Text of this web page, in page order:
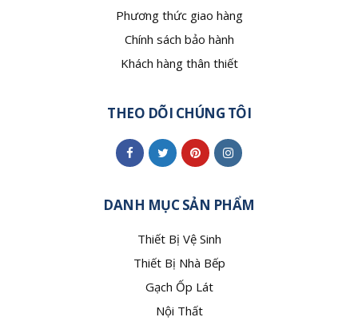
Phương thức giao hàng
Chính sách bảo hành
Khách hàng thân thiết
THEO DÕI CHÚNG TÔI
DANH MỤC SẢN PHẨM
Thiết Bị Vệ Sinh
Thiết Bị Nhà Bếp
Gạch Ốp Lát
Nội Thất